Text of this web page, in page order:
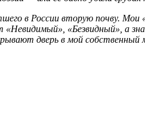
в России вторую почву.
«Безвидный», а
дверь в мой собственный